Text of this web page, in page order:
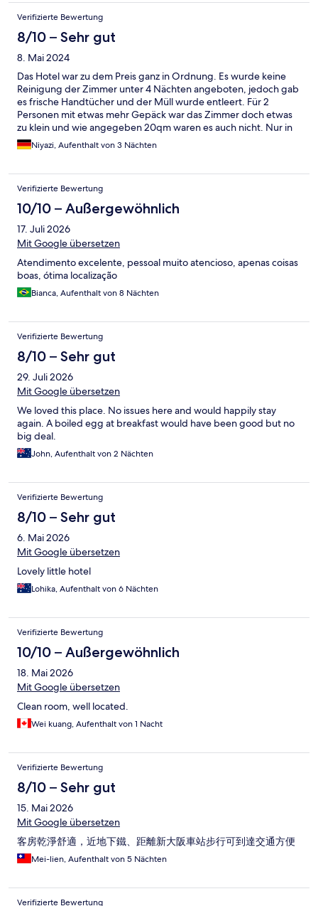
anderen Hygieneartikeln im Erdgeschoss zur freien Entnahme –
so musste man nicht auf die üblichen Hotelartikel im Zimmer
angewiesen sein. Insgesamt eine tolle Erfahrung.
Verifizierte Bewertung
8/10 – Sehr gut
8. Mai 2024
Das Hotel war zu dem Preis ganz in Ordnung. Es wurde keine
Reinigung der Zimmer unter 4 Nächten angeboten, jedoch gab
es frische Handtücher und der Müll wurde entleert. Für 2
Personen mit etwas mehr Gepäck war das Zimmer doch etwas
zu klein und wie angegeben 20qm waren es auch nicht. Nur in
den Doppelbettzimmern scheint es 20qm zugeben. Dann lieber
das auswählen. Zur Einzelnutzung mit wenig Gepäck ist dieses
Niyazi, Aufenthalt von 3 Nächten
Verifizierte Bewertung
10/10 – Außergewöhnlich
17. Juli 2026
Mit Google übersetzen
Atendimento excelente, pessoal muito atencioso, apenas coisas
boas, ótima localização
Bianca, Aufenthalt von 8 Nächten
Verifizierte Bewertung
8/10 – Sehr gut
29. Juli 2026
Mit Google übersetzen
We loved this place. No issues here and would happily stay
again. A boiled egg at breakfast would have been good but no
big deal.
John, Aufenthalt von 2 Nächten
Verifizierte Bewertung
8/10 – Sehr gut
6. Mai 2026
Mit Google übersetzen
Lovely little hotel
Lohika, Aufenthalt von 6 Nächten
Verifizierte Bewertung
10/10 – Außergewöhnlich
18. Mai 2026
Mit Google übersetzen
Clean room, well located.
Wei kuang, Aufenthalt von 1 Nacht
Verifizierte Bewertung
8/10 – Sehr gut
15. Mai 2026
Mit Google übersetzen
客房乾淨舒適，近地下鐵、距離新大阪車站步行可到達交通方便
Mei-lien, Aufenthalt von 5 Nächten
Verifizierte Bewertung